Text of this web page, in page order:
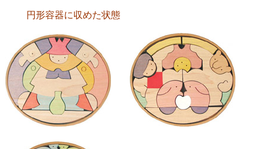
円形容器に収めた状態